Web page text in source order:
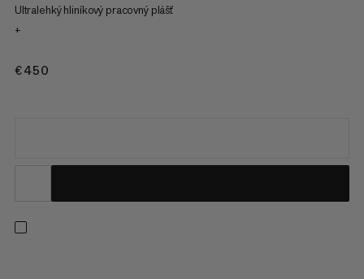
Ultralehký hliníkový pracovný plášť
+
€450